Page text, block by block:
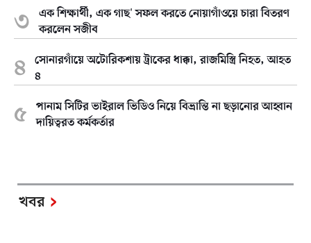
এক শিক্ষার্থী, এক গাছ' সফল করতে নোয়াগাঁওয়ে চারা বিতরণ
করলেন সজীব
সোনারগাঁয়ে অটোরিকশায় ট্রাকের ধাক্কা, রাজমিস্ত্রি নিহত, আহত
৪
পানাম সিটির ভাইরাল ভিডিও নিয়ে বিভ্রান্তি না ছড়ানোর আহ্বান
দায়িত্বরত কর্মকর্তার
খবর